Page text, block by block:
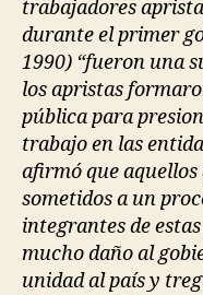
trabajadores
durante el primer
1990) “fueron una
los apristas
pública para
trabajo en las
afirmó que
sometidos a un
integrantes de
mucho daño al
unidad al país y